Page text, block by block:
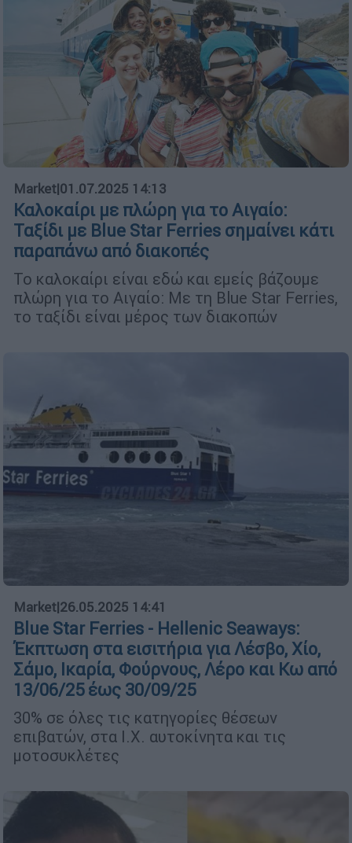
Market|01.07.2025 14:13
Καλοκαίρι με πλώρη για το Αιγαίο:
Ταξίδι με Blue Star Ferries σημαίνει κάτι
παραπάνω από διακοπές
Το καλοκαίρι είναι εδώ και εμείς βάζουμε
πλώρη για το Αιγαίο: Με τη Blue Star Ferries,
το ταξίδι είναι μέρος των διακοπών
Market|26.05.2025 14:41
Blue Star Ferries - Hellenic Seaways:
Έκπτωση στα εισιτήρια για Λέσβο, Χίο,
Σάμο, Ικαρία, Φούρνους, Λέρο και Κω από
13/06/25 έως 30/09/25
30% σε όλες τις κατηγορίες θέσεων
επιβατών, στα Ι.Χ. αυτοκίνητα και τις
μοτοσυκλέτες